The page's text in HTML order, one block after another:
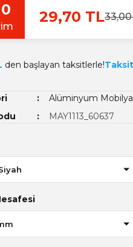
29,70 TL
den başlayan taksitlerle!
Alüminyum Mobilya
MAY1113_60637